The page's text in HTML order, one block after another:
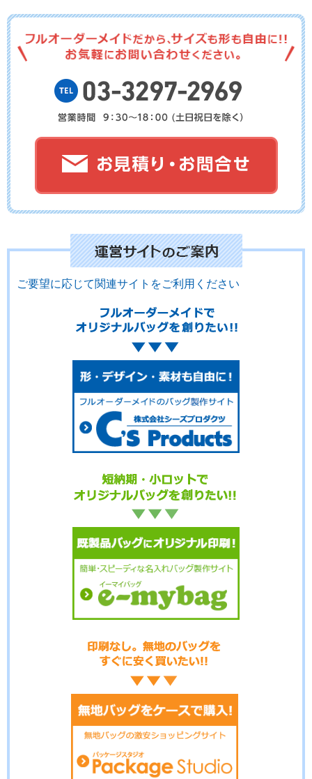
No.14-045 No.14-044 No.14-043
No.14-039 No.14-038 No.14-037
No.14-032 No.14-031
No.14-029 No.14-028
No.14-026
No.14-023 No.14-022
ご要望に応じて関連サイトをご利用ください